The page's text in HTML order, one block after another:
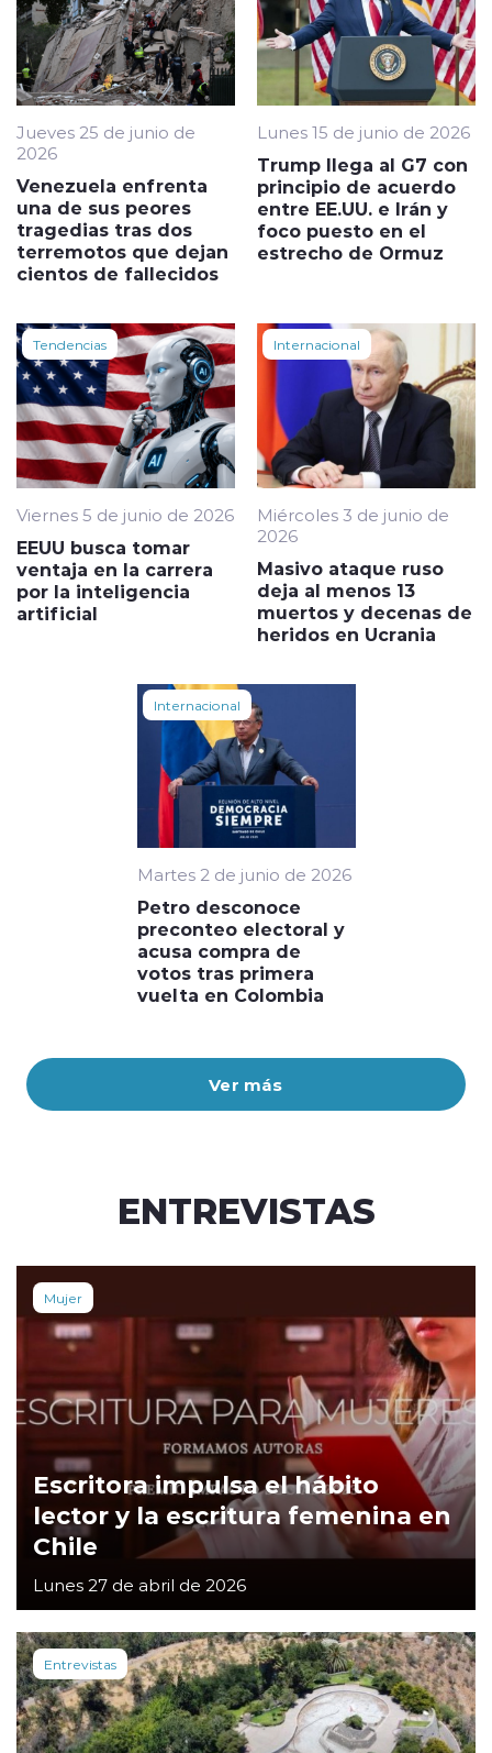
Ver más
Jueves 25 de junio de
2026
Venezuela enfrenta
una de sus peores
tragedias tras dos
terremotos que dejan
cientos de fallecidos
Lunes 15 de junio de 2026
Trump llega al G7 con
principio de acuerdo
entre EE.UU. e Irán y
foco puesto en el
estrecho de Ormuz
Tendencias
Viernes 5 de junio de 2026
EEUU busca tomar
ventaja en la carrera
por la inteligencia
artificial
Internacional
Miércoles 3 de junio de
2026
Masivo ataque ruso
deja al menos 13
muertos y decenas de
heridos en Ucrania
Internacional
Martes 2 de junio de 2026
Petro desconoce
preconteo electoral y
acusa compra de
votos tras primera
vuelta en Colombia
ENTREVISTAS
Mujer
Escritora impulsa el hábito
lector y la escritura femenina en
Chile
Lunes 27 de abril de 2026
Entrevistas